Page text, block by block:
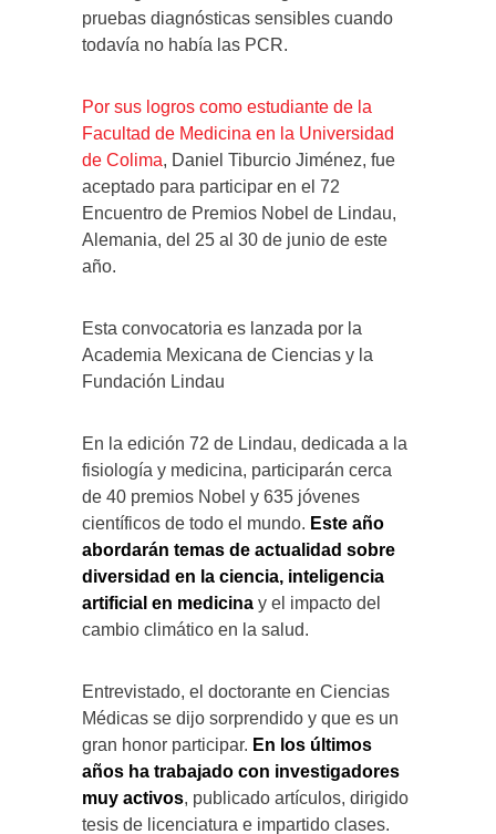
pruebas diagnósticas sensibles cuando
todavía no había las PCR.
Por sus logros como estudiante de la
Facultad de Medicina en la Universidad
de Colima, Daniel Tiburcio Jiménez, fue
aceptado para participar en el 72
Encuentro de Premios Nobel de Lindau,
Alemania, del 25 al 30 de junio de este
año.
Esta convocatoria es lanzada por la
Academia Mexicana de Ciencias y la
Fundación Lindau
En la edición 72 de Lindau, dedicada a la
fisiología y medicina, participarán cerca
de 40 premios Nobel y 635 jóvenes
científicos de todo el mundo. Este año
abordarán temas de actualidad sobre
diversidad en la ciencia, inteligencia
artificial en medicina y el impacto del
cambio climático en la salud.
Entrevistado, el doctorante en Ciencias
Médicas se dijo sorprendido y que es un
gran honor participar. En los últimos
años ha trabajado con investigadores
muy activos, publicado artículos, dirigido
tesis de licenciatura e impartido clases.